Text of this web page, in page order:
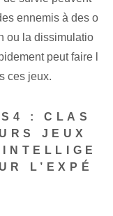
ennemis à des o
ou la dissimulatio
peut faire l
ces jeux.
: CLAS
JEUX
L’EXPÉ